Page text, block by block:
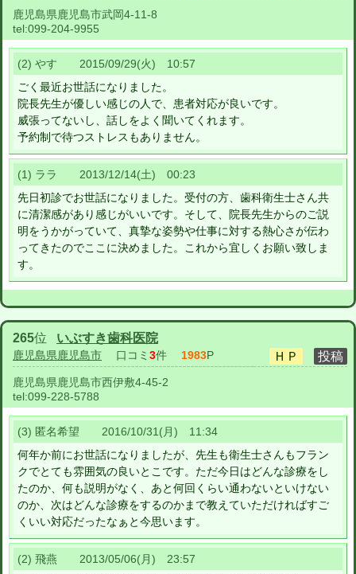
鹿児島県鹿児島市武岡4-11-8
tel:099-204-9955
(2) やす 2015/09/29(火) 10:57
ごく最近お世話になりました。
院長先生が優しい感じの人で、患者対応が良いです。
威張ってないし、話しをよく聞いてくれます。
予約制で待つストレスもありません。
(1) ララ 2013/12/14(土) 00:23
先日初診でお世話になりました。受付の方、歯科衛生士さん共
に清潔感があり感じがいいです。そして、院長先生からのご説
明をうかがっていて、真摯な姿勢や仕事に対する熱心さが伝わ
ってきたのでここに決めました。これから宜しくお願い致しま
す。
265位 いぶすき歯科医院
鹿児島県鹿児島市 口コミ 3件 1983P
鹿児島県鹿児島市西伊敷4-45-2
tel:099-228-5788
(3) 匿名希望 2016/10/31(月) 11:34
何年か前にお世話になりましたが、先生も衛生士さんもフラン
クでとても雰囲気の良いとこです。ただ今日はどんな診療をし
たのか、何も説明がなく、あと何回くらい通わないといけない
のか、次はどんな診療をするのかまで教えていただければすご
くいい対応だったなぁと今思います。
(2) 飛燕 2013/05/06(月) 23:57